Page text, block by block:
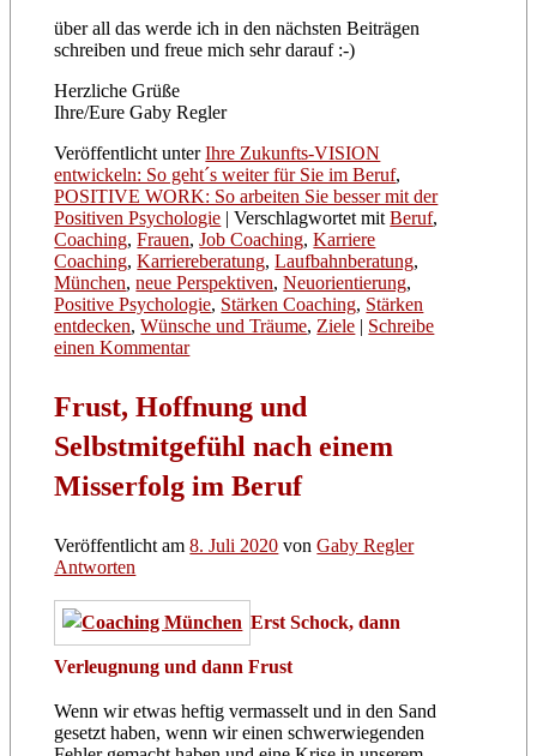
über all das werde ich in den nächsten Beiträgen
schreiben und freue mich sehr darauf :-)
Herzliche Grüße
Ihre/Eure Gaby Regler
Veröffentlicht unter Ihre Zukunfts-VISION
entwickeln: So geht´s weiter für Sie im Beruf,
POSITIVE WORK: So arbeiten Sie besser mit der
Positiven Psychologie |Verschlagwortet mit Beruf,
Coaching,Frauen,Job Coaching,Karriere
Coaching,Karriereberatung,Laufbahnberatung,
München,neue Perspektiven,Neuorientierung,
Positive Psychologie, Stärken Coaching, Stärken
entdecken,Wünsche und Träume, Ziele | Schreibe
einen Kommentar
Frust, Hoffnung und
Selbstmitgefühl nach einem
Misserfolg im Beruf
Veröffentlicht am8. Juli 2020 vonGaby Regler
Antworten
Erst Schock, dann
Verleugnung und dann Frust
Wenn wir etwas heftig vermasselt und in den Sand
gesetzt haben, wenn wir einen schwerwiegenden